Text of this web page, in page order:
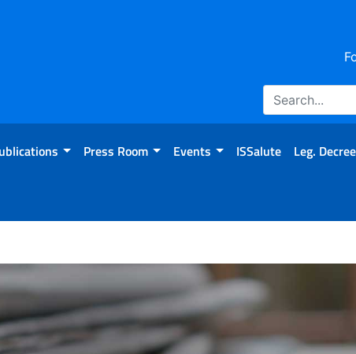
Press Room Events ISSalute Leg.